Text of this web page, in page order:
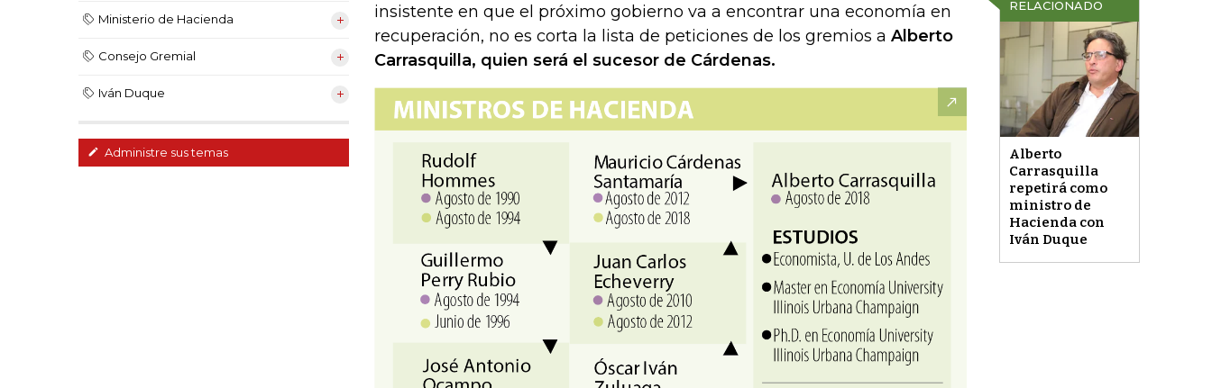
Ministerio de Hacienda
Consejo Gremial
Iván Duque
Administre sus temas
RELACIONADO
Alberto
Carrasquilla
repetirá como
ministro de
Hacienda con
Iván Duque
insistente en que el próximo gobierno va a encontrar una economía en
recuperación, no es corta la lista de peticiones de los gremios a Alberto
Carrasquilla, quien será el sucesor de Cárdenas.